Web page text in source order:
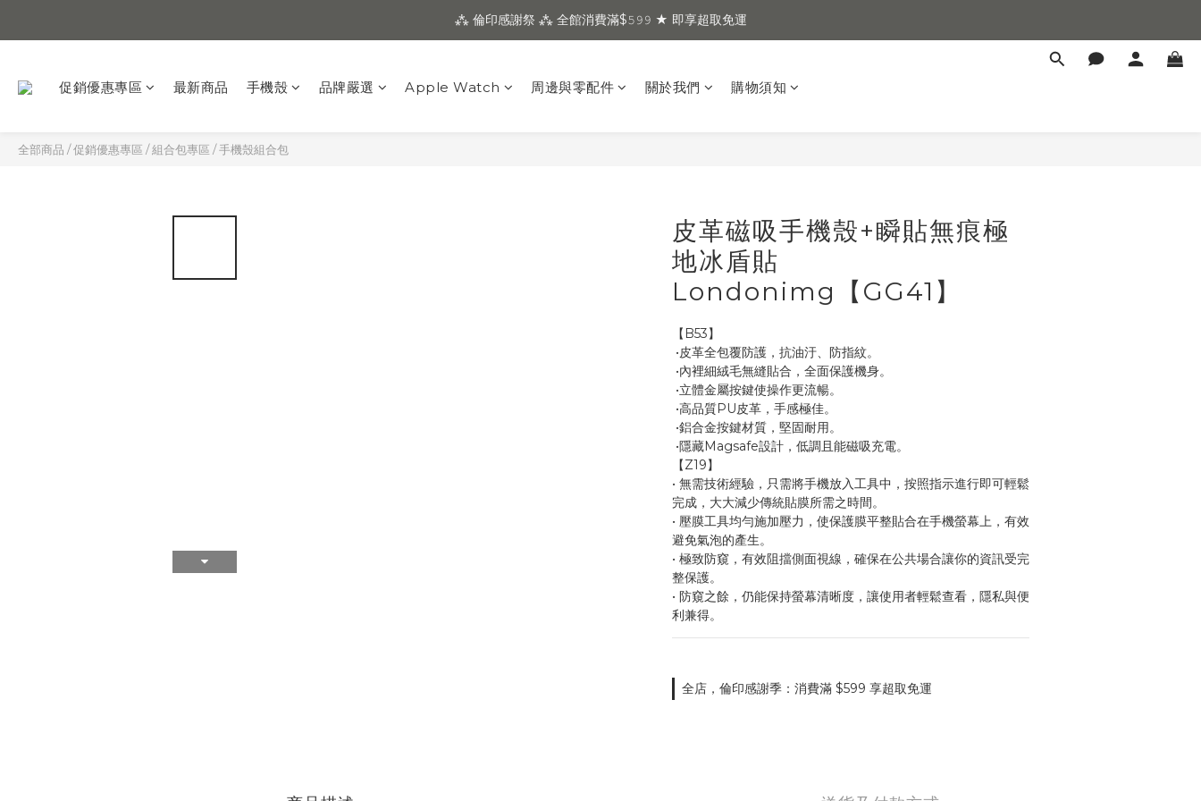
⁂ 倫印感謝祭 ⁂ 全館消費滿$𝟻𝟿𝟿 ★ 即享超取免運
促銷優惠專區 最新商品 手機殼 品牌嚴選 Apple Watch 周邊與零配件 關於我們 購物須知
全部商品 /促銷優惠專區 /組合包專區 /手機殼組合包
皮革磁吸手機殼+瞬貼無痕極
地冰盾貼
Londonimg【GG41】
【B53】
•皮革全包覆防護，抗油汙、防指紋。
•內裡細絨毛無縫貼合，全面保護機身。
•立體金屬按鍵使操作更流暢。
•高品質PU皮革，手感極佳。
•鋁合金按鍵材質，堅固耐用。
•隱藏Magsafe設計，低調且能磁吸充電。
【Z19】
• 無需技術經驗，只需將手機放入工具中，按照指示進行即可輕鬆
完成，大大減少傳統貼膜所需之時間。
• 壓膜工具均勻施加壓力，使保護膜平整貼合在手機螢幕上，有效
避免氣泡的產生。
• 極致防窺，有效阻擋側面視線，確保在公共場合讓你的資訊受完
整保護。
• 防窺之餘，仍能保持螢幕清晰度，讓使用者輕鬆查看，隱私與便
利兼得。
全店，倫印感謝季：消費滿 $599 享超取免運